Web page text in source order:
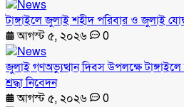
টাঙ্গাইলে জুলাই শহীদ পরিবার ও জুলাই
আগস্ট ৫, ২০২৬
0
জুলাই গণঅভ্যুত্থান দিবস উপলক্ষে
শ্রদ্ধা নিবেদন
আগস্ট ৫, ২০২৬
0